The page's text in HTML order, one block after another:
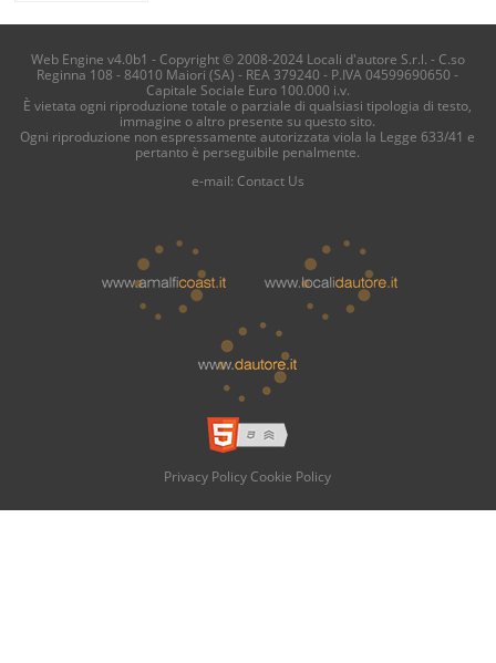
Web Engine v4.0b1 - Copyright © 2008-2024 Locali d'autore S.r.l. - C.so
Reginna 108 - 84010 Maiori (SA) - REA 379240 - P.IVA 04599690650 -
Capitale Sociale Euro 100.000 i.v.
È vietata ogni riproduzione totale o parziale di qualsiasi tipologia di testo,
immagine o altro presente su questo sito.
Ogni riproduzione non espressamente autorizzata viola la Legge 633/41 e
pertanto è perseguibile penalmente.
e-mail: Contact Us
Privacy Policy Cookie Policy